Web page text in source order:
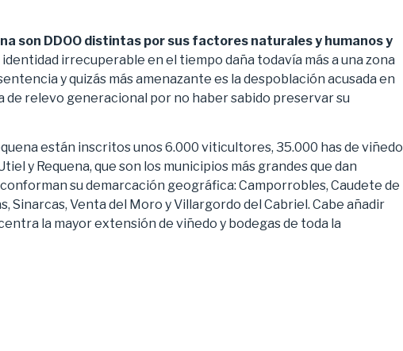
son DDOO distintas por sus factores naturales y humanos y
identidad irrecuperable en el tiempo daña todavía más a una zona
y quizás más amenazante es la despoblación acusada en
de relevo generacional por no haber sabido preservar su
están inscritos unos 6.000 viticultores, 35.000 has de viñedo
y Requena, que son los municipios más grandes que dan
su demarcación geográfica: Camporrobles, Caudete de
Sinarcas, Venta del Moro y Villargordo del Cabriel. Cabe añadir
la mayor extensión de viñedo y bodegas de toda la